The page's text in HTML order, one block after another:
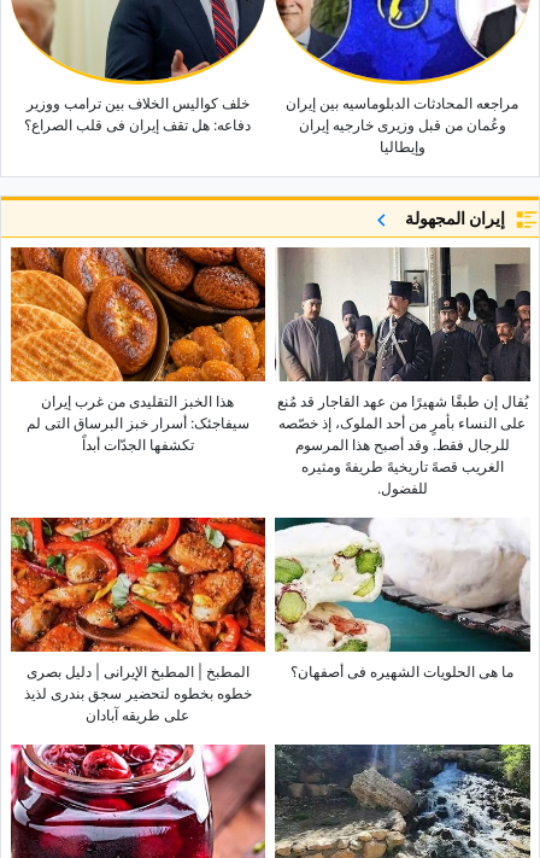
مراجعه المحادثات الدبلوماسیه بین إیران
وعُمان من قبل وزیری خارجیه إیران
وإیطالیا
خلف کوالیس الخلاف بین ترامب ووزیر
دفاعه: هل تقف إیران فی قلب الصراع؟
إيران المجهولة
یُقال إن طبقًا شهیرًا من عهد القاجار قد مُنع
على النساء بأمرٍ من أحد الملوک، إذ خصّصه
للرجال فقط. وقد أصبح هذا المرسوم
الغریب قصهً تاریخیهً طریفهً ومثیره
للفضول.
هذا الخبز التقلیدی من غرب إیران
سیفاجئک: أسرار خبز البرساق التی لم
تکشفها الجدّات أبداً
ما هی الحلویات الشهیره فی أصفهان؟
المطبخ | المطبخ الإیرانی | دلیل بصری
خطوه بخطوه لتحضیر سجق بندری لذیذ
على طریقه آبادان